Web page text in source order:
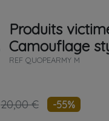
Produits
Camouflage
REF QUOPEARMY M
20,00 € -55%